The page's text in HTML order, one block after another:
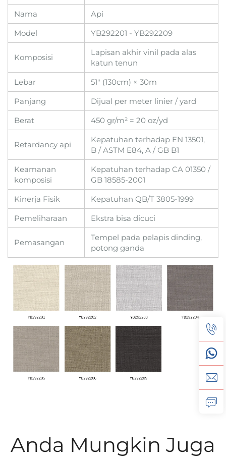
Nama
Api
Model
YB292201 - YB292209
Komposisi
Lapisan akhir vinil pada alas
katun tenun
Lebar
51" (130cm) × 30m
Panjang
Dijual per meter linier / yard
Berat
450 gr/m² = 20 oz/yd
Retardancy api
Kepatuhan terhadap EN 13501,
B / ASTM E84, A / GB B1
Keamanan
komposisi
Kepatuhan terhadap CA 01350 /
GB 18585-2001
Kinerja Fisik
Kepatuhan QB/T 3805-1999
Pemeliharaan
Ekstra bisa dicuci
Pemasangan
Tempel pada pelapis dinding,
potong ganda
Anda Mungkin Juga